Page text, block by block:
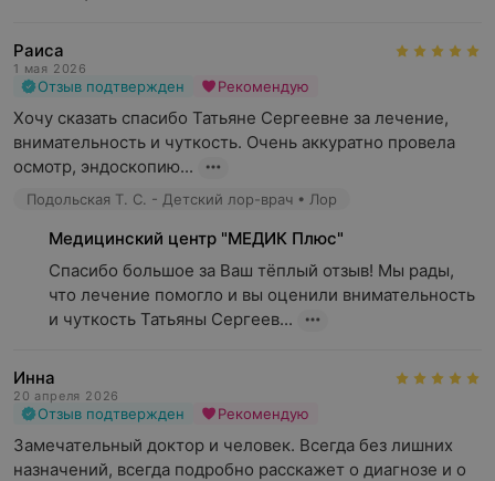
Раиса
1 мая 2026
Отзыв подтвержден Рекомендую
Хочу сказать спасибо Татьяне Сергеевне за лечение,
внимательность и чуткость. Очень аккуратно провела
осмотр, эндоскопию...
Подольская Т. С. - Детский лор-врач • Лор
Медицинский центр "МЕДИК Плюс"
Спасибо большое за Ваш тёплый отзыв! Мы рады,
что лечение помогло и вы оценили внимательность
и чуткость Татьяны Сергеев...
Инна
20 апреля 2026
Отзыв подтвержден Рекомендую
Замечательный доктор и человек. Всегда без лишних
назначений, всегда подробно расскажет о диагнозе и о